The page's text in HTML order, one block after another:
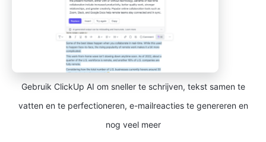
Gebruik ClickUp AI om sneller te schrijven, tekst samen te
vatten en te perfectioneren, e-mailreacties te genereren en
nog veel meer